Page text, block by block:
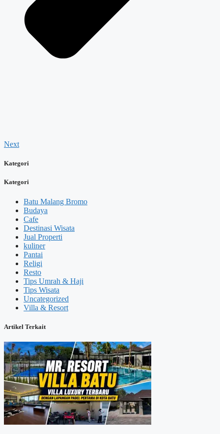
Next
Kategori
Kategori
Batu Malang Bromo
Budaya
Cafe
Destinasi Wisata
Jual Properti
kuliner
Pantai
Religi
Resto
Tips Umrah & Haji
Tips Wisata
Uncategorized
Villa & Resort
Artikel Terkait